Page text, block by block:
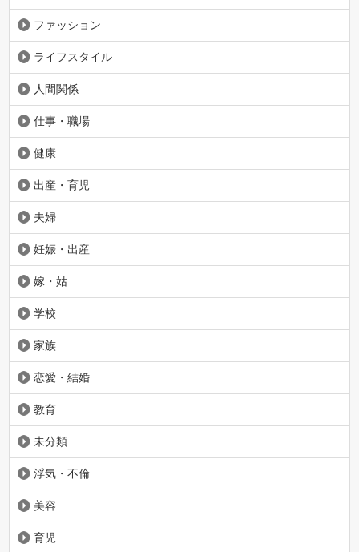
ファッション
ライフスタイル
人間関係
仕事・職場
健康
出産・育児
夫婦
妊娠・出産
嫁・姑
学校
家族
恋愛・結婚
教育
未分類
浮気・不倫
美容
育児